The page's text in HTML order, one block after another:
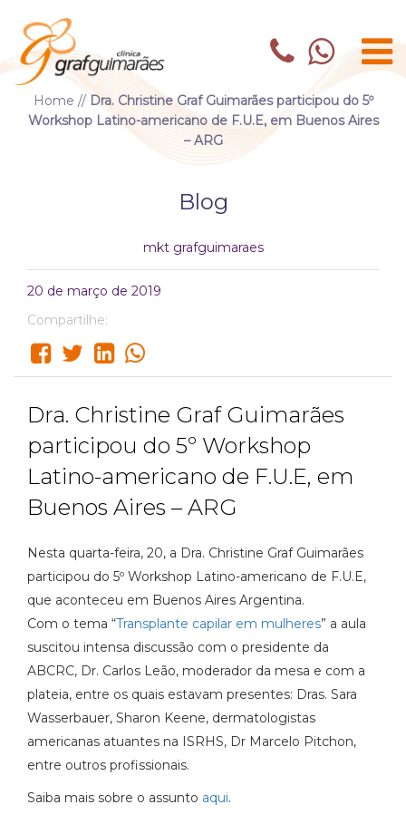
Home // Dra. Christine Graf Guimarães participou do 5º
Workshop Latino-americano de F.U.E, em Buenos Aires
– ARG
Blog
mkt grafguimaraes
20 de março de 2019
Compartilhe:
Dra. Christine Graf Guimarães
participou do 5º Workshop
Latino-americano de F.U.E, em
Buenos Aires – ARG
Nesta quarta-feira, 20, a Dra. Christine Graf Guimarães
participou do 5º Workshop Latino-americano de F.U.E,
que aconteceu em Buenos Aires Argentina.
Com o tema “Transplante capilar em mulheres” a aula
suscitou intensa discussão com o presidente da
ABCRC, Dr. Carlos Leão, moderador da mesa e com a
plateia, entre os quais estavam presentes: Dras. Sara
Wasserbauer, Sharon Keene, dermatologistas
americanas atuantes na ISRHS, Dr Marcelo Pitchon,
entre outros profissionais.
Saiba mais sobre o assunto aqui.